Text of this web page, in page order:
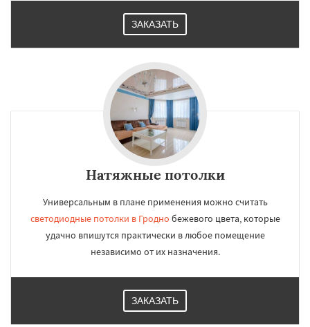
ЗАКАЗАТЬ
Натяжные потолки
Универсальным в плане применения можно считать
светодиодные потолки в Гродно бежевого цвета, которые
удачно впишутся практически в любое помещение
независимо от их назначения.
ЗАКАЗАТЬ